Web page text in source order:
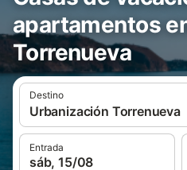
apartamentos
Torrenueva
Destino
Urbanización Torrenueva
Entrada
sáb, 15/08